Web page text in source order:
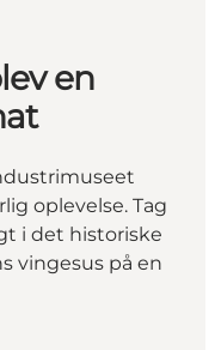
en
oplevelse. Tag
i det historiske
vingesus på en
– Oplev
Krudtværket – Oplev en